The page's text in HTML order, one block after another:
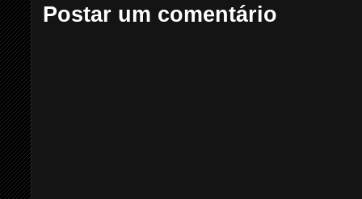
Postar um comentário